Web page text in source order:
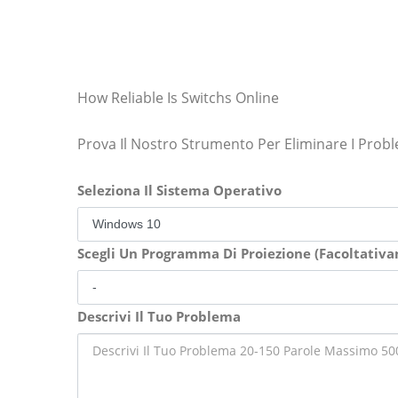
How Reliable Is Switchs Online
Prova Il Nostro Strumento Per Eliminare I
Seleziona Il Sistema Operativo
Scegli Un Programma Di Proiezione
Descrivi Il Tuo Problema